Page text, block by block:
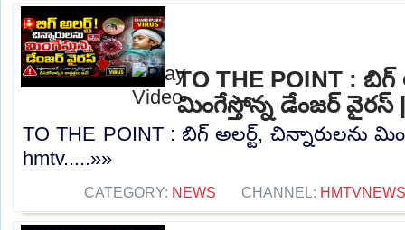
TO THE POINT : బిగ్
మింగేస్తోన్న డేంజర్ వైరస్
TO THE POINT : బిగ్ అలర్ట్, చిన్నారులను
hmtv.....»»
CATEGORY: NEWS CHANNEL: HMTVNEWS